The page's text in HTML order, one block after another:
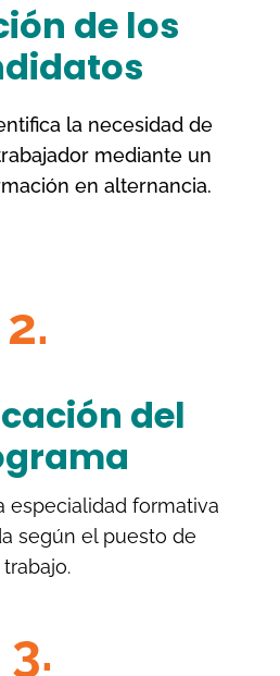
de los
la necesidad de
mediante un
en alternancia.
del
especialidad formativa
según el puesto de
trabajo.
2.
3.